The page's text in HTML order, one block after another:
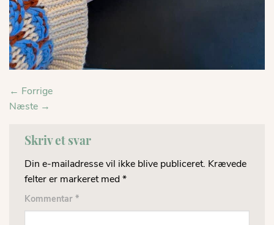
← Forrige
Næste →
Skriv et svar
Din e-mailadresse vil ikke blive publiceret. Krævede
felter er markeret med *
Kommentar *